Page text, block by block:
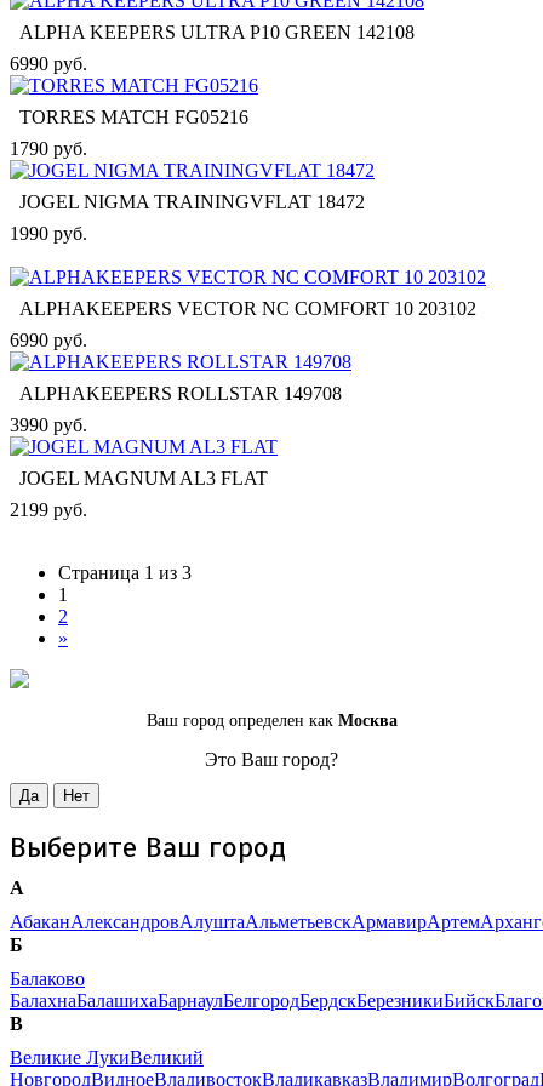
ALPHA KEEPERS ULTRA P10 GREEN 142108
6990 руб.
TORRES MATCH FG05216
1790 руб.
JOGEL NIGMA TRAININGVFLAT 18472
1990 руб.
ALPHAKEEPERS VECTOR NC COMFORT 10 203102
6990 руб.
ALPHAKEEPERS ROLLSTAR 149708
3990 руб.
JOGEL MAGNUM AL3 FLAT
2199 руб.
Страница 1 из 3
1
2
»
Ваш город определен как Москва
Это Ваш город?
Да Нет
Выберите Ваш город
А
АбаканАлександровАлуштаАльметьевскАрмавирАртем
Б
Балаково
БалахнаБалашихаБарнаулБелгородБердскБерезникиБийск
В
Великие ЛукиВеликий
НовгородВидноеВладивостокВладикавказВладимирВолгоград